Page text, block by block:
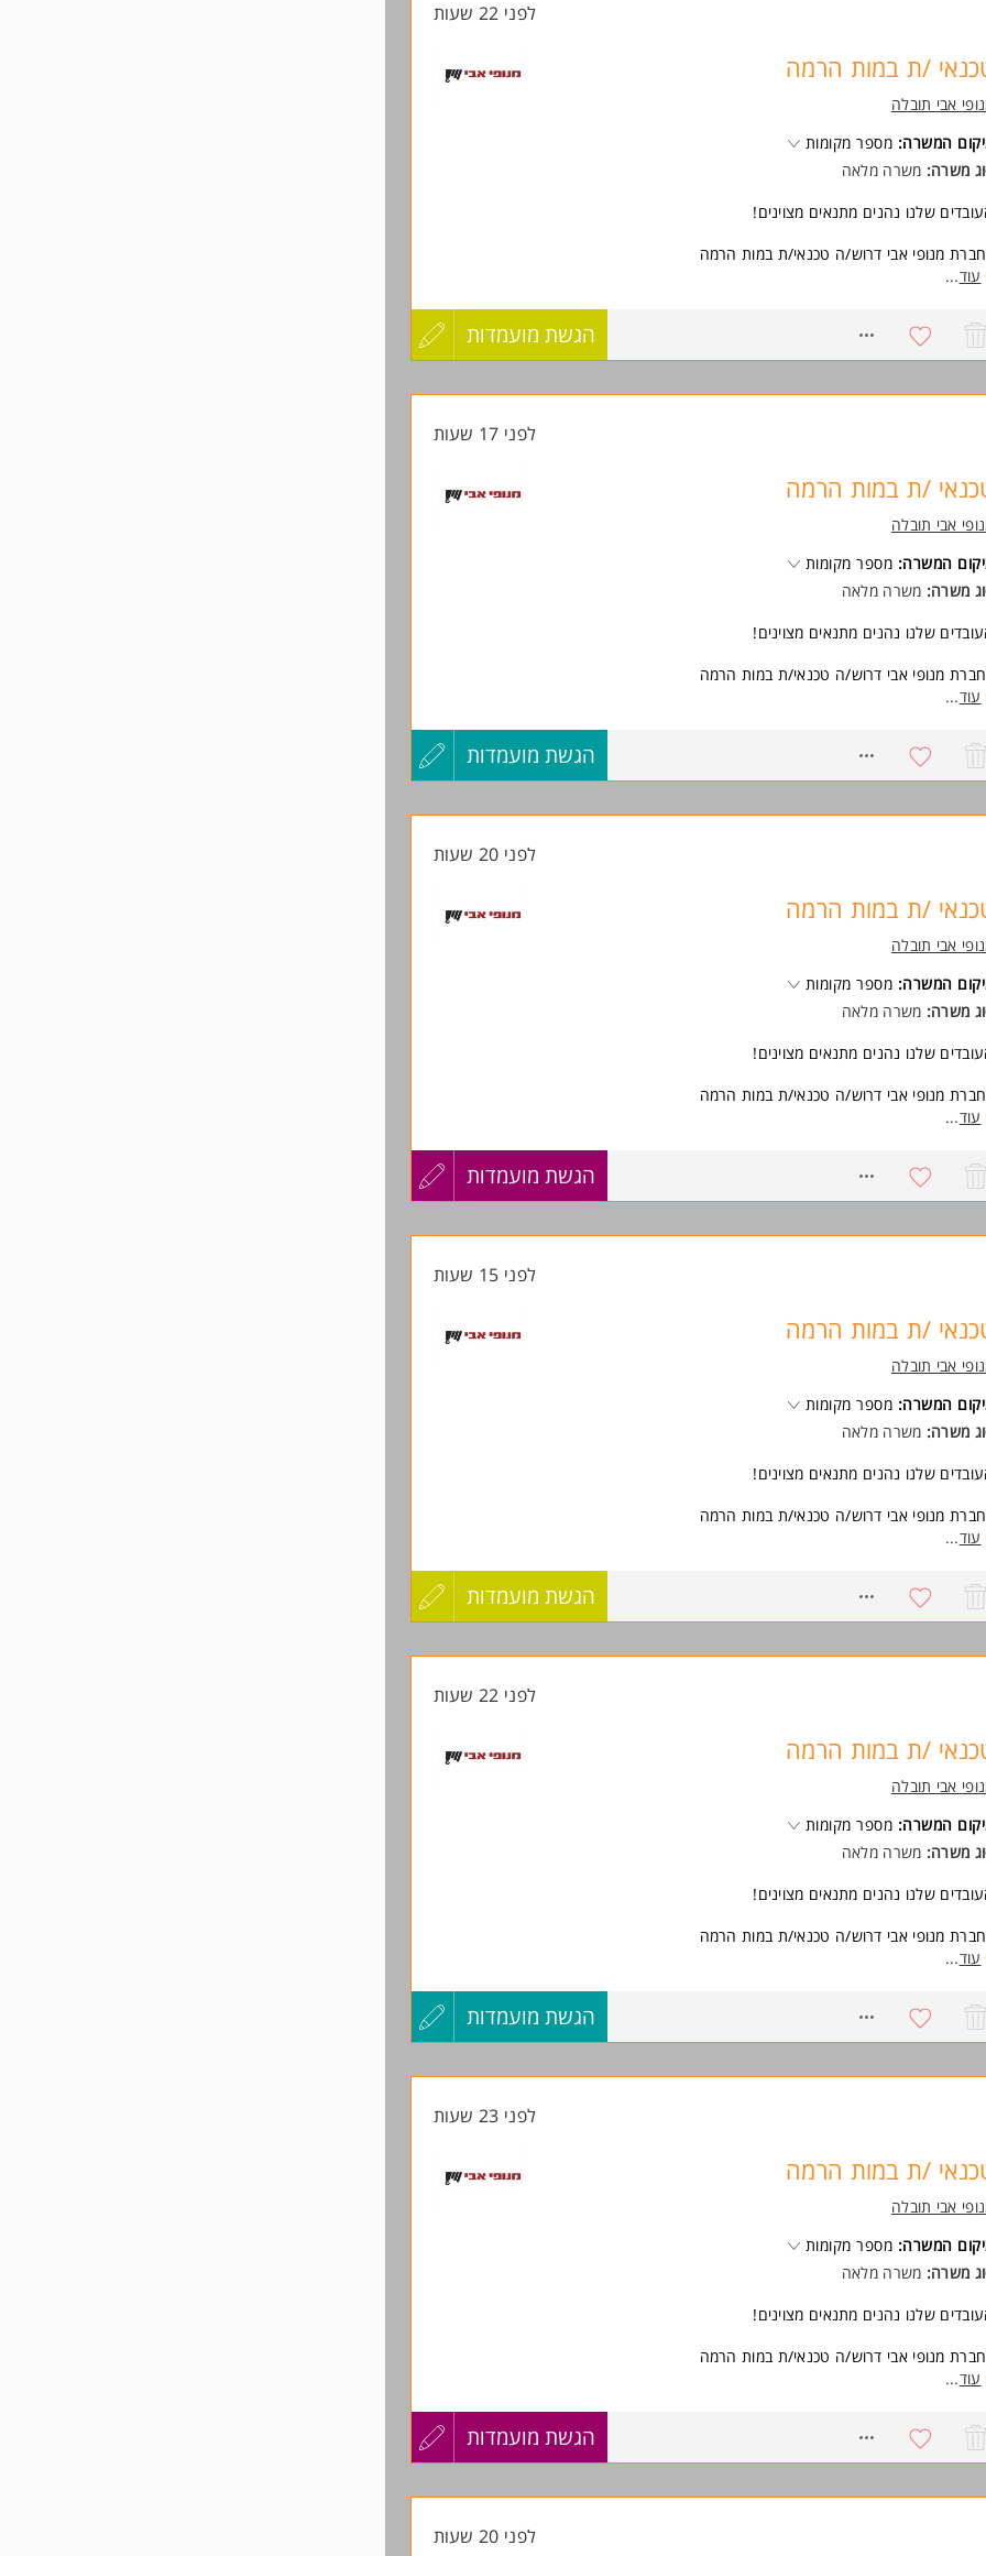
לפני 22 שעות
/ת במות הרמה
אבי תובלה
המשרה: מספר מקומות
משרה: משרה מלאה
שלנו נהנים מתנאים מצוינים!
מנופי אבי דרוש/ה טכנאי/ת במות הרמה
יינתנו הדרכות והכשרות במימון החברה
דרישות:
ידע/ ניסיון טכני באחד המקצועות חשמל / אלקטרוניקה / הידראוליקה/ מכונאות/ מכניקה
לשעות נוספות במידת הצורך
עוד...
הגשת מועמדות
עדכון
לפני 17 שעות
/ת במות הרמה
אבי תובלה
המשרה: מספר מקומות
משרה: משרה מלאה
שלנו נהנים מתנאים מצוינים!
מנופי אבי דרוש/ה טכנאי/ת במות הרמה
יינתנו הדרכות והכשרות במימון החברה
דרישות:
ידע/ ניסיון טכני באחד המקצועות חשמל / אלקטרוניקה / הידראוליקה/ מכונאות/ מכניקה
לשעות נוספות במידת הצורך
עוד...
הגשת מועמדות
עדכון
לפני 20 שעות
/ת במות הרמה
אבי תובלה
המשרה: מספר מקומות
משרה: משרה מלאה
שלנו נהנים מתנאים מצוינים!
מנופי אבי דרוש/ה טכנאי/ת במות הרמה
יינתנו הדרכות והכשרות במימון החברה
דרישות:
ידע/ ניסיון טכני באחד המקצועות חשמל / אלקטרוניקה / הידראוליקה/ מכונאות/ מכניקה
לשעות נוספות במידת הצורך
עוד...
הגשת מועמדות
עדכון
לפני 15 שעות
/ת במות הרמה
אבי תובלה
המשרה: מספר מקומות
משרה: משרה מלאה
שלנו נהנים מתנאים מצוינים!
מנופי אבי דרוש/ה טכנאי/ת במות הרמה
יינתנו הדרכות והכשרות במימון החברה
דרישות:
ידע/ ניסיון טכני באחד המקצועות חשמל / אלקטרוניקה / הידראוליקה/ מכונאות/ מכניקה
לשעות נוספות במידת הצורך
עוד...
הגשת מועמדות
עדכון
לפני 22 שעות
/ת במות הרמה
אבי תובלה
המשרה: מספר מקומות
משרה: משרה מלאה
שלנו נהנים מתנאים מצוינים!
מנופי אבי דרוש/ה טכנאי/ת במות הרמה
יינתנו הדרכות והכשרות במימון החברה
דרישות:
ידע/ ניסיון טכני באחד המקצועות חשמל / אלקטרוניקה / הידראוליקה/ מכונאות/ מכניקה
לשעות נוספות במידת הצורך
עוד...
הגשת מועמדות
עדכון
לפני 23 שעות
/ת במות הרמה
אבי תובלה
המשרה: מספר מקומות
משרה: משרה מלאה
שלנו נהנים מתנאים מצוינים!
מנופי אבי דרוש/ה טכנאי/ת במות הרמה
יינתנו הדרכות והכשרות במימון החברה
דרישות:
ידע/ ניסיון טכני באחד המקצועות חשמל / אלקטרוניקה / הידראוליקה/ מכונאות/ מכניקה
לשעות נוספות במידת הצורך
עוד...
הגשת מועמדות
עדכון
לפני 20 שעות